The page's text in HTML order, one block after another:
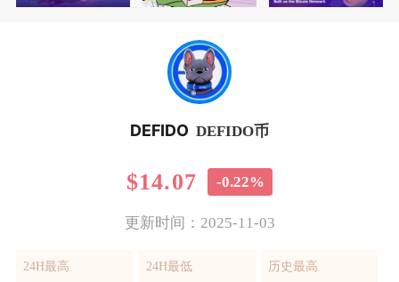
DEFIDO DEFIDO币
$14.07 -0.22%
更新时间：2025-11-03
24H最高
24H最低
历史最高